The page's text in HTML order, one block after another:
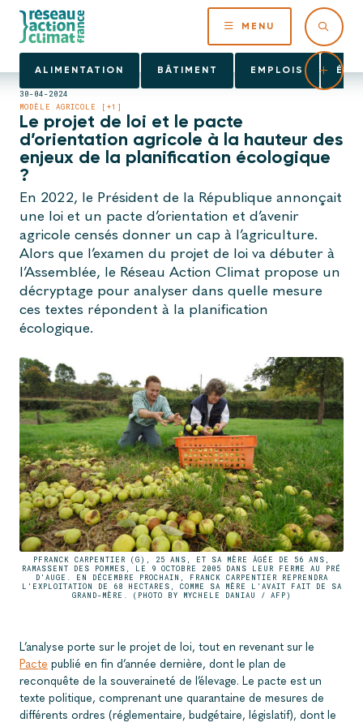
MENU
ALIMENTATION BÂTIMENT EMPLOIS
30-04-2024
MODÈLE AGRICOLE [+1]
Le projet de loi et le pacte
d’orientation agricole à la hauteur des
enjeux de la planification écologique
?
En 2022, le Président de la République annonçait
une loi et un pacte d’orientation et d’avenir
agricole censés donner un cap à l’agriculture.
Alors que l’examen du projet de loi va débuter à
l’Assemblée, le Réseau Action Climat propose un
décryptage pour analyser dans quelle mesure
ces textes répondent à la planification
écologique.
PFRANCK CARPENTIER (G), 25 ANS, ET SA MÈRE ÂGÉE DE 56 ANS,
RAMASSENT DES POMMES, LE 9 OCTOBRE 2005 DANS LEUR FERME AU PRÉ
D'AUGE. EN DÉCEMBRE PROCHAIN, FRANCK CARPENTIER REPRENDRA
L'EXPLOITATION DE 68 HECTARES, COMME SA MÈRE L'AVAIT FAIT DE SA
GRAND-MÈRE. (PHOTO BY MYCHELE DANIAU / AFP)
L’analyse porte sur le projet de loi, tout en revenant sur le
Pacte publié en fin d’année dernière, dont le plan de
reconquête de la souveraineté de l’élevage. Le pacte est un
texte politique, comprenant une quarantaine de mesures de
différents ordres (réglementaire, budgétaire, législatif), dont le